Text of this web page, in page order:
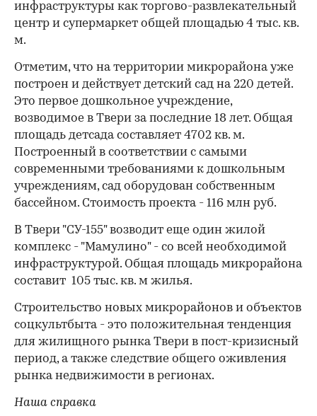
00:00 00:00
инфраструктуры как торгово-развлекательный
центр и супермаркет общей площадью 4 тыс. кв.
м.
Отметим, что на территории микрорайона уже
построен и действует детский сад на 220 детей.
Это первое дошкольное учреждение,
возводимое в Твери за последние 18 лет. Общая
площадь детсада составляет 4702 кв. м.
Построенный в соответствии с самыми
современными требованиями к дошкольным
учреждениям, сад оборудован собственным
бассейном. Стоимость проекта - 116 млн руб.
В Твери "СУ-155" возводит еще один жилой
комплекс - "Мамулино" - со всей необходимой
инфраструктурой. Общая площадь микрорайона
составит 105 тыс. кв. м жилья.
Строительство новых микрорайонов и объектов
соцкультбыта - это положительная тенденция
для жилищного рынка Твери в пост-кризисный
период, а также следствие общего оживления
рынка недвижимости в регионах.
Наша справка